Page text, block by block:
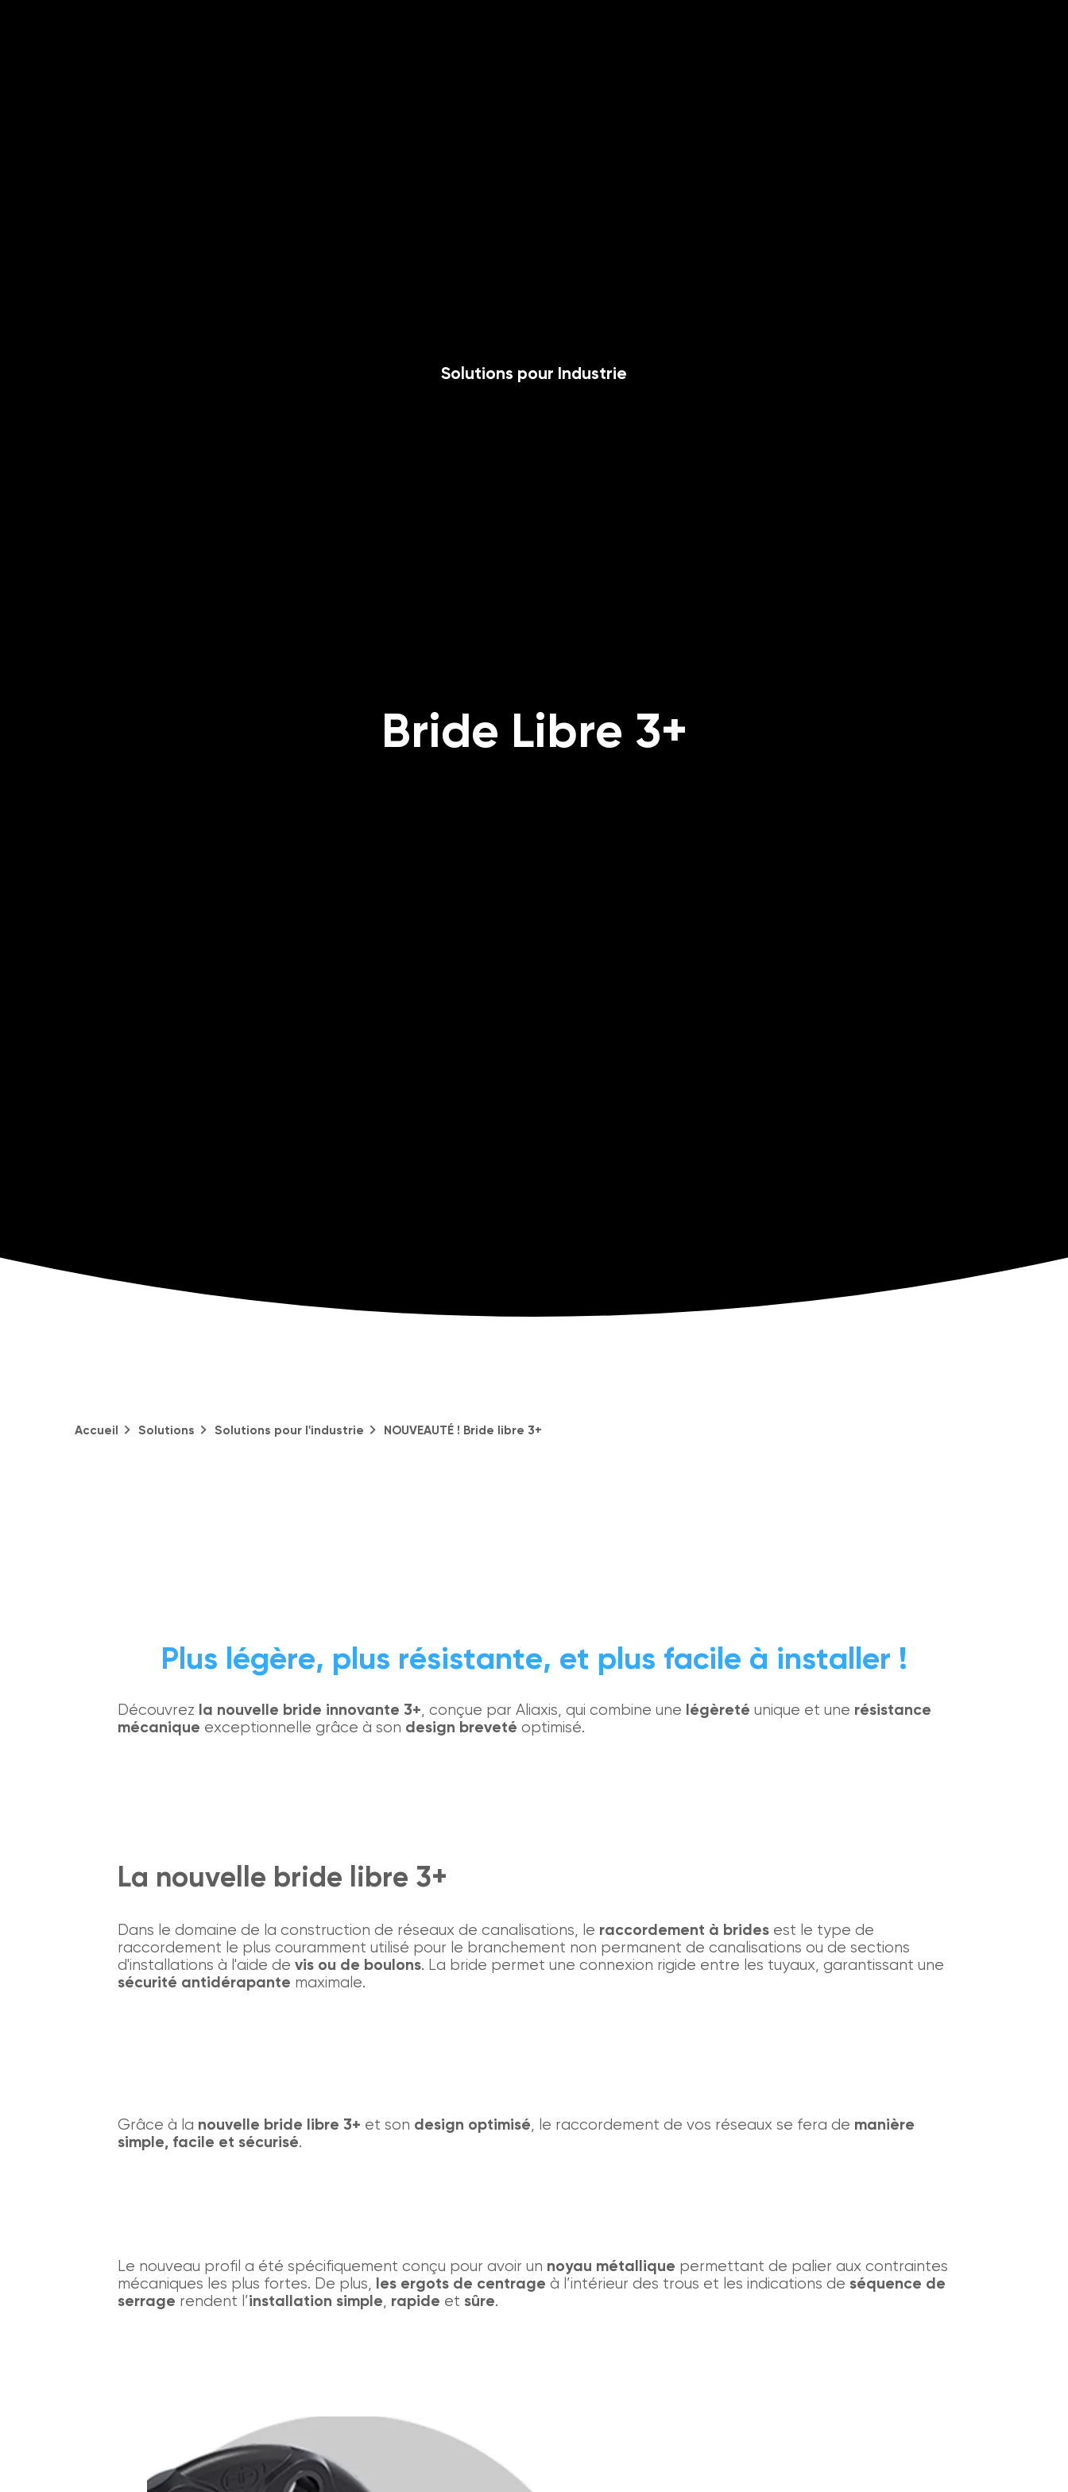
Solutions pour Industrie
Bride Libre 3+
Accueil Solutions Solutions pour l'industrie NOUVEAUTÉ ! Bride libre 3+
Plus légère, plus résistante, et plus facile à installer !
Découvrez la nouvelle bride innovante 3+, conçue par Aliaxis, qui combine une légèreté unique et une résistance
mécanique exceptionnelle grâce à son design breveté optimisé.
La nouvelle bride libre 3+
Dans le domaine de la construction de réseaux de canalisations, le raccordement à brides est le type de
raccordement le plus couramment utilisé pour le branchement non permanent de canalisations ou de sections
d'installations à l'aide de vis ou de boulons. La bride permet une connexion rigide entre les tuyaux, garantissant une
sécurité antidérapante maximale.
Grâce à la nouvelle bride libre 3+ et son design optimisé, le raccordement de vos réseaux se fera de manière
simple, facile et sécurisé.
Le nouveau profil a été spécifiquement conçu pour avoir un noyau métallique permettant de palier aux contraintes
mécaniques les plus fortes. De plus, les ergots de centrage à l’intérieur des trous et les indications de séquence de
serrage rendent l’installation simple, rapide et sûre.